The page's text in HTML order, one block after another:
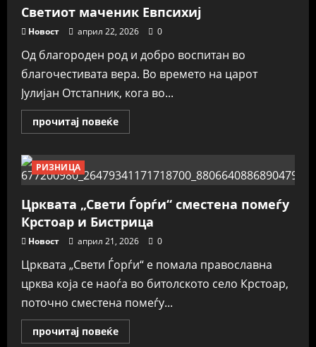
дожд
Светиот маченик Евпсихиј
Новост април 22, 2026 0
Од благороден род и добро воспитан во
благочестивата вера. Во времето на царот
Јулијан Отстапник, кога во...
прочитај повеќеRead
more
Евпсихиј
РИЗНИЦА
Црквата „Свети Ѓорѓи“ сместена помеѓу
Крстоар и Бистрица
Новост април 21, 2026 0
Црквата „Свети Ѓорѓи“ е помала православна
црква која се наоѓа во битолското село Крстоар,
поточно сместена помеѓу...
прочитај повеќеRead
more